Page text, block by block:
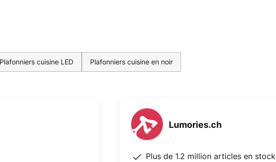
Plafonniers cuisine LED Plafonniers cuisine en noir
Lumories.ch
Plus de 1.2 million articles en stock